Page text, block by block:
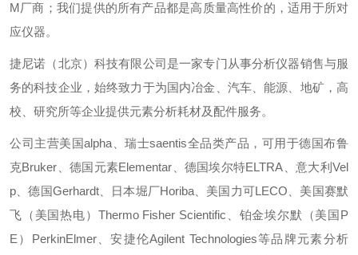
M厂商；我们提供的所有产品都是高质量高性价的，适用于所对
应仪器。
捷尼诺（北京）科技有限公司是一家专门从事分析仪器销售与服
务的科技企业，始终致力于为国内冶金、汽车、能源、地矿，高
校、研究所等企业提供元素分析耗材及配件服务。
公司主营美国alpha、瑞士saentis全品类产品，可用于德国布鲁
克Bruker、德国元素Elementar、德国埃尔特ELTRA、意大利Vel
p、德国Gerhardt、日本堀厂Horiba、美国力可LECO、美国赛默
飞（美国热电）Thermo Fisher Scientific、铂金埃尔默（美国P
E）PerkinElmer、安捷伦Agilent Technologies等品牌元素分析